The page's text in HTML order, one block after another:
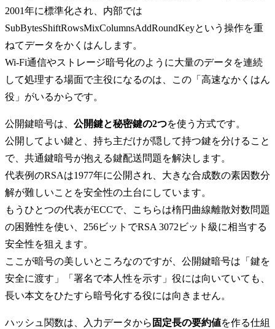
2001年に標準化され、内部では
SubBytesShiftRowsMixColumnsAddRoundKeyという操作を重
ねてデータをかくはんします。
Wi‑Fi通信やストレージ暗号化のように大量のデータを連続
して処理する場面で主役になるのは、この「高速なかくはん
役」がいるからです。
公開鍵暗号は、 公開鍵と秘密鍵の2つを使う方式です。
公開してよい鍵と、持ち主だけが隠して持つ鍵を分けること
で、共通鍵暗号が抱える鍵配送問題を解決します。
代表例のRSAは1977年に公開され、大きな合成数の素因数分
解が難しいことを安全性の土台にしています。
もうひとつの代表がECCで、こちらは楕円曲線離散対数問題
の困難性を使い、256ビットでRSA 3072ビット級に相当する
安全性を狙えます。
ここが暗号の美しいところなのですが、公開鍵暗号は「鍵を
安全に渡す」「署名で本人性を示す」役には向いていても、
長い本文をひたすら暗号化する役には向きません。
ハッシュ関数は、入力データから 固定長の要約値を作る仕組